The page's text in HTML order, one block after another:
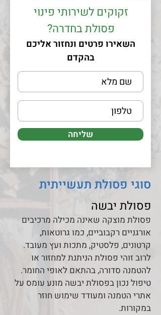
זקוקים לשירותי פינוי
פסולת בחדרה?
השאירו פרטים ונחזור אליכם
בהקדם
שליחה
סוגי פסולת תעשייתית
פסולת יבשה
פסולת מוצקה שאינה מכילה מרכיבים
אורגניים רקבוביים, כמו גרוטאות,
קרטונים, פלסטיק, מתכות ועץ מעובד.
לרוב זוהי פסולת הניתנת למחזור או
להטמנה סדורה, בהתאם לאופי החומר.
טיפול נכון בפסולת יבשה מונע עומס על
אתרי הטמנה ומעודד שימוש חוזר
במקורות.